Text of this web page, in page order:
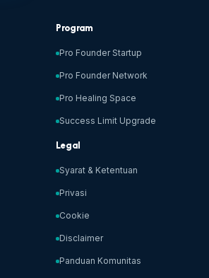
Program
Pro Founder Startup
Pro Founder Network
Pro Healing Space
Success Limit Upgrade
Legal
Syarat & Ketentuan
Privasi
Cookie
Disclaimer
Panduan Komunitas